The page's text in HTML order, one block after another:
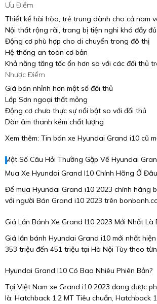
Ưu Điểm
Thiết kế hài hòa, trẻ trung dành cho cả nam
Nội thất rộng rãi, trang bị tiện nghi khá đầy đủ
Động cơ phù hợp cho di chuyển trong đô thị
Hệ thống an toàn cơ bản
Khả năng tăng tốc ổn hơn so với các đối thủ
Nhược Điểm
Giá bán nhỉnh hơn một số đối thủ
Lớp Sơn ngoại thất mỏng
Động cơ chưa thực sự nổi bật so với đối thủ
Dàn âm thanh kém chất lượng
Xem thêm: Tin bán xe Hyundai Grand i10 cũ
Một Số Câu Hỏi Thường Gặp Về Hyundai
Mua Xe Hyundai Grand I10 Chính Hãng Ở
Để mua Hyundai Grand i10 2023 chính hãng
với người Bán Grand i10 2023 trên
Giá Lăn Bánh Xe Grand I10 2023 Mới Nhất Là
Giá lăn bánh Hyundai Grand i10 mới nhất
353 triệu đến 451 triệu tại Hà Nội Tùy theo
Hyundai Grand I10 Có Bao Nhiêu Phiên Bản?
Tại Việt Nam xe Grand i10 2023 đang được
là: Hatchback 1.2 MT Tiêu chuẩn, Hatchback